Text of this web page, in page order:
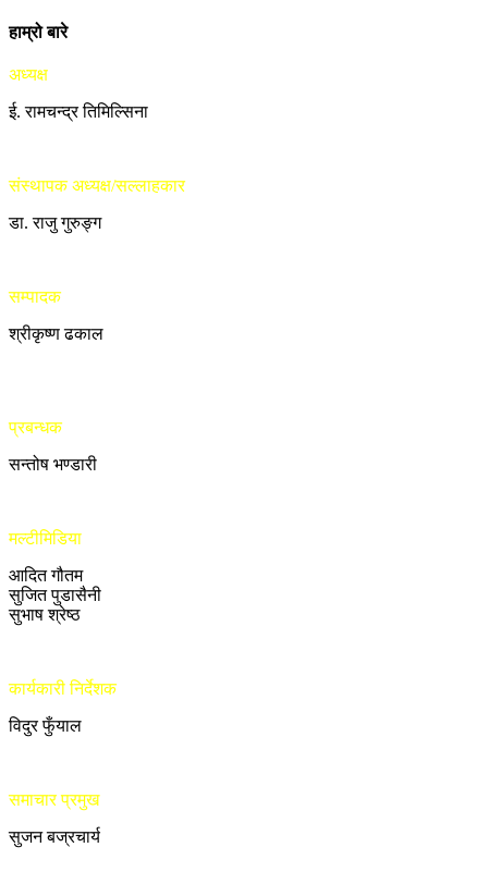
हाम्रो बारे
अध्यक्ष
ई. रामचन्द्र तिमिल्सिना
संस्थापक अध्यक्ष/सल्लाहकार
डा. राजु गुरुङ्ग
सम्पादक
श्रीकृष्ण ढकाल
प्रबन्धक
सन्तोष भण्डारी
मल्टीमिडिया
आदित गौतम
सुजित पुडासैनी
सुभाष श्रेष्ठ
कार्यकारी निर्देशक
विदुर फुँयाल
समाचार प्रमुख
सुजन बज्रचार्य